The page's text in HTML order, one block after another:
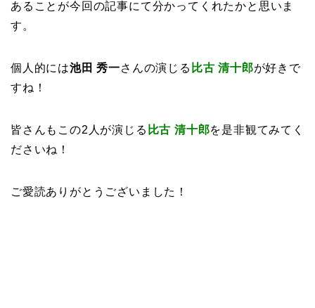
あることが今回の記事にて分かってくれたかと思いま
す。
個人的には池田 秀一さんの演じる 比古 清十郎が好きで
すね！
皆さんもこの2人が演じる 比古 清十郎を是非観てみてく
ださいね！
ご愛読ありがとうございました！